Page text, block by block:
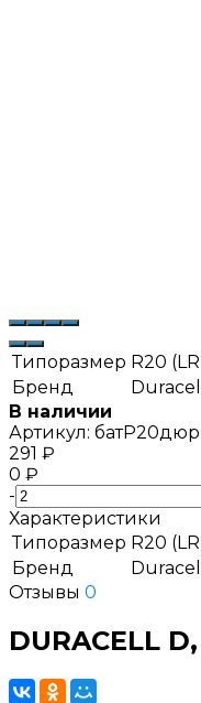
Типоразмер R20
Бренд
Duracell
В наличии
Артикул: батР20дюр
291 ₽
0 ₽
-
Характеристики
Типоразмер R20
Бренд
Duracell
Отзывы 0
DURACELL